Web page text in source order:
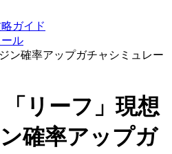
ガイド
ル
ン確率アップガチャシミュレー
「リーフ」現想
確率アップガ